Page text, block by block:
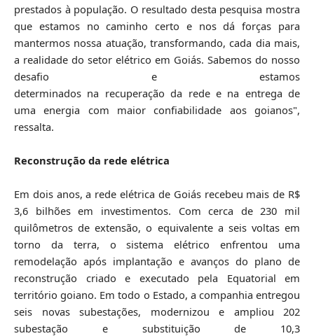
prestados à população. O resultado desta pesquisa mostra
que estamos no caminho certo e nos dá forças para
mantermos nossa atuação, transformando, cada dia mais,
a realidade do setor elétrico em Goiás. Sabemos do nosso
desafio e estamos
determinados na recuperação da rede e na entrega de
uma energia com maior confiabilidade aos goianos",
ressalta.
Reconstrução da rede elétrica
Em dois anos, a rede elétrica de Goiás recebeu mais de R$
3,6 bilhões em investimentos. Com cerca de 230 mil
quilômetros de extensão, o equivalente a seis voltas em
torno da terra, o sistema elétrico enfrentou uma
remodelação após implantação e avanços do plano de
reconstrução criado e executado pela Equatorial em
território goiano. Em todo o Estado, a companhia entregou
seis novas subestações, modernizou e ampliou 202
subestação e substituição de 10,3